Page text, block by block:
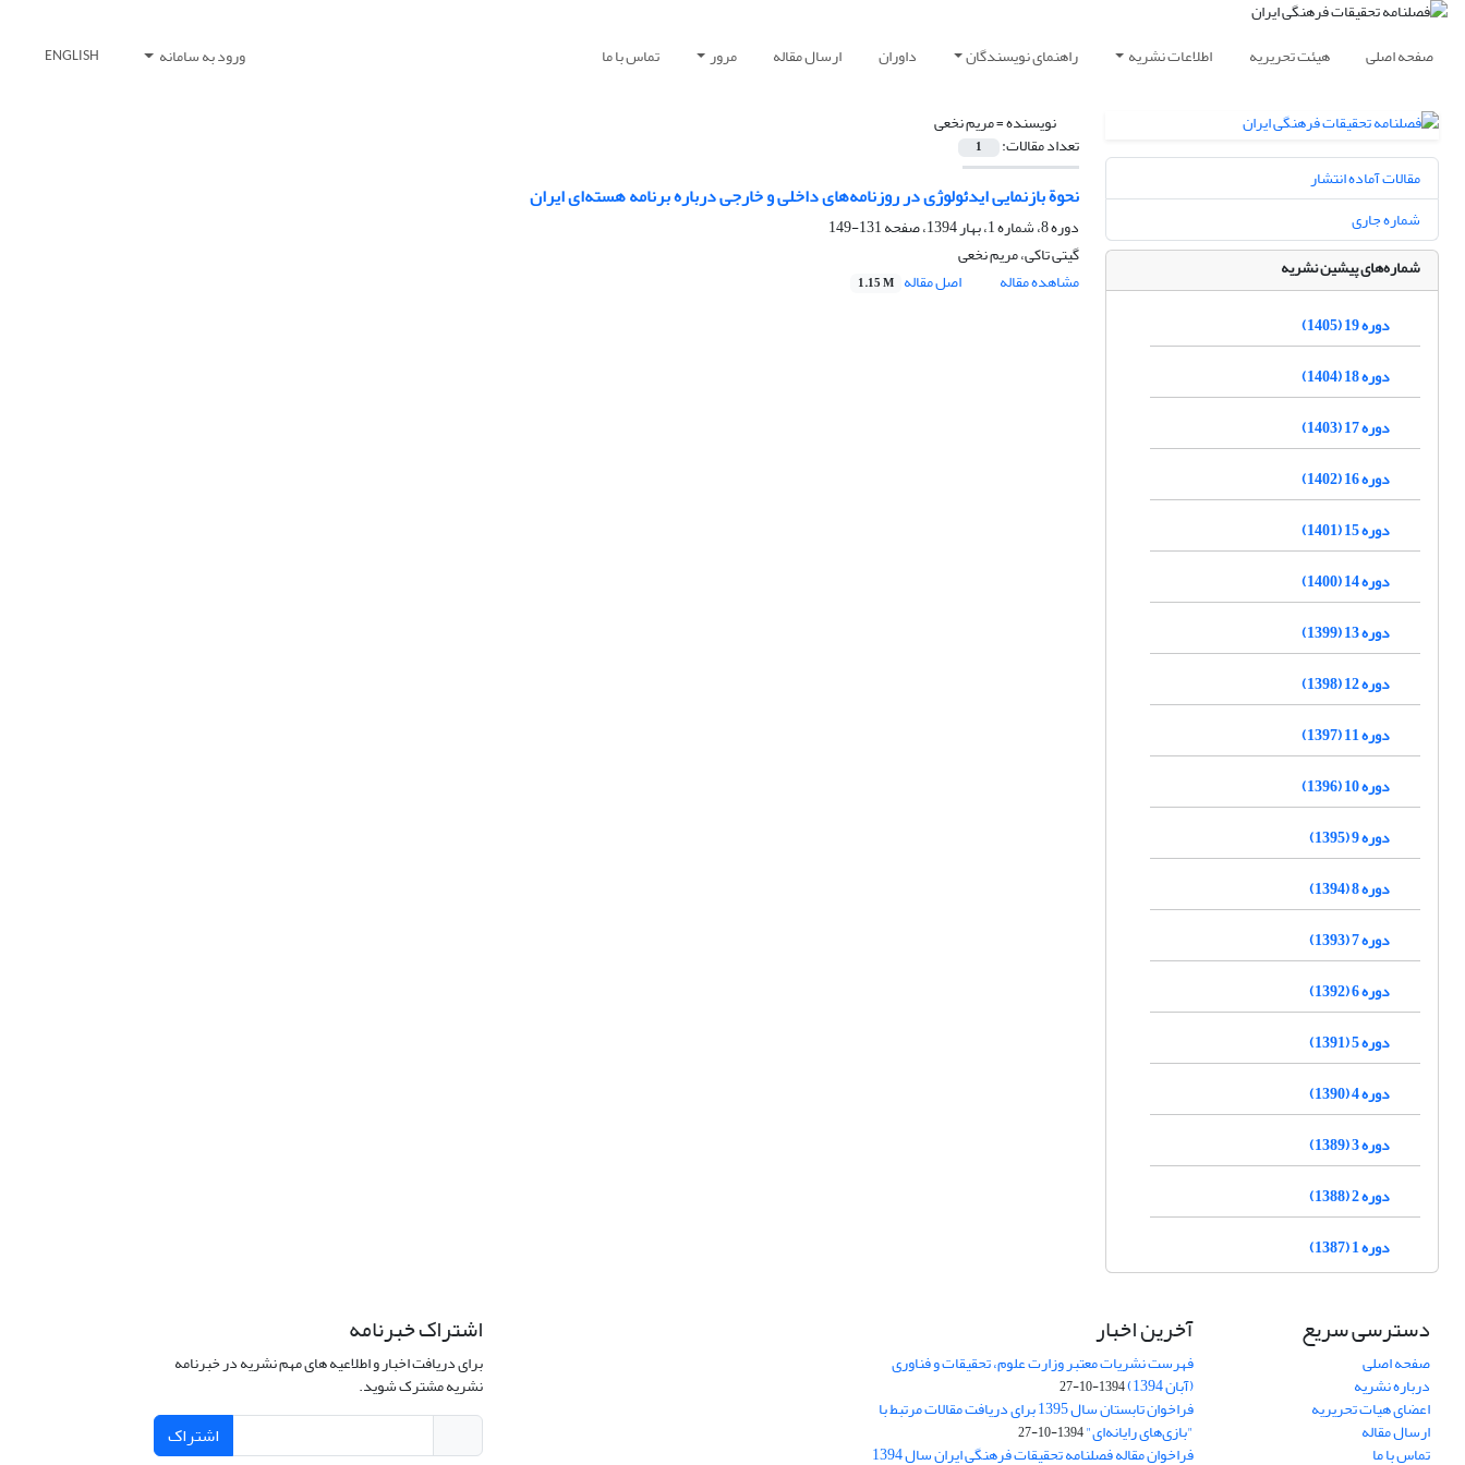
صفحه اصلی هیئت تحریریه اطلاعات نشریه راهنمای نویسندگان داوران ارسال مقاله مرور تماس با ما ورود به سامانه ENGLISH
نویسنده =مریم نخعی
تعداد مقالات: 1
نحوة بازنمایی ایدئولوژی در روزنامه‌های داخلی و خارجی درباره برنامه هسته‌ای ایران
دوره 8، شماره 1، بهار 1394، صفحه
131-149
گیتی تاکی، مریم نخعی
مشاهده مقاله
اصل مقاله 1.15 M
مقالات آماده انتشار
شماره جاری
شماره‌های پیشین نشریه
دوره 19 (1405)
دوره 18 (1404)
دوره 17 (1403)
دوره 16 (1402)
دوره 15 (1401)
دوره 14 (1400)
دوره 13 (1399)
دوره 12 (1398)
دوره 11 (1397)
دوره 10 (1396)
دوره 9 (1395)
دوره 8 (1394)
دوره 7 (1393)
دوره 6 (1392)
دوره 5 (1391)
دوره 4 (1390)
دوره 3 (1389)
دوره 2 (1388)
دوره 1 (1387)
دسترسی سریع
صفحه اصلی
درباره نشریه
اعضای هیات تحریریه
ارسال مقاله
تماس با ما
آخرین اخبار
فهرست نشریات معتبر وزارت علوم، تحقیقات و فناوری
(آبان 1394) 1394-10-27
فراخوان تابستان سال 1395 برای دریافت مقالات مرتبط با
"بازی‌های رایانه‌ای"1394-10-27
فراخوان مقاله فصلنامه تحقیقات فرهنگی ایران سال 1394
اشتراک خبرنامه
برای دریافت اخبار و اطلاعیه های مهم نشریه در خبرنامه
نشریه مشترک شوید.
اشتراک